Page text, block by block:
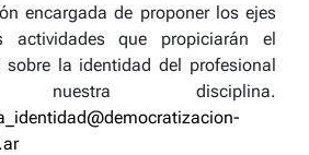
encargada de proponer los ejes
actividades que propiciarán el
sobre la identidad del profesional
disciplina.